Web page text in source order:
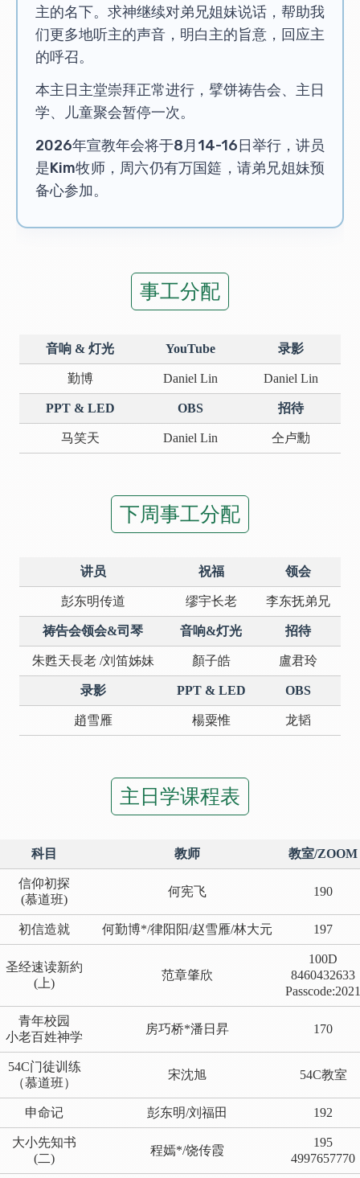
主的名下。求神继续对弟兄姐妹说话，帮助我
们更多地听主的声音，明白主的旨意，回应主
的呼召。
本主日主堂崇拜正常进行，擘饼祷告会、主日
学、儿童聚会暂停一次。
2026年宣教年会将于8月14-16日举行，讲员
是Kim牧师，周六仍有万国筵，请弟兄姐妹预
备心参加。
事工分配
音响 & 灯光 YouTube 录影
勤博 Daniel Lin Daniel Lin
PPT & LED OBS 招待
马笑天 Daniel Lin 仝卢勳
下周事工分配
讲员 祝福 领会
彭东明传道 缪宇长老 李东抚弟兄
祷告会领会&司琴 音响&灯光 招待
朱甦天長老 /刘笛姊妹 顏子皓 盧君玲
录影 PPT & LED OBS
趙雪雁 楊粟惟 龙韬
主日学课程表
科目 教师 教室/ZOOM
信仰初探
(慕道班)
何宪飞 190
初信造就 何勤博*/律阳阳/赵雪雁/林大元 197
圣经速读新約
(上)
范章肇欣
100D
8460432633
Passcode:2021
青年校园
小老百姓神学
房巧桥*潘日昇 170
54C门徒训练
（慕道班）
宋沈旭 54C教室
申命记 彭东明/刘福田 192
大小先知书
(二)
程嫣*/饶传霞
195
4997657770